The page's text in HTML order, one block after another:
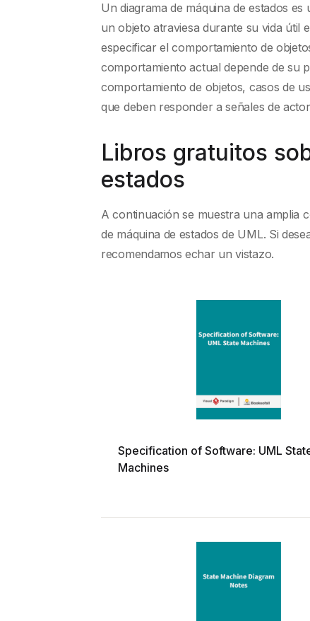
Un diagrama de máquina de estados
un objeto atraviesa durante su vida útil
especificar el comportamiento de
comportamiento actual depende de su
comportamiento de objetos, casos de
que deben responder a señales de
Libros gratuitos
estados
A continuación se muestra una amplia
de máquina de estados de UML. Si
recomendamos echar un vistazo.
Specification of Software: UML
Machines